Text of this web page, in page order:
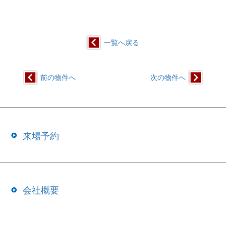
一覧へ戻る
前の物件へ 次の物件へ
来場予約
会社概要